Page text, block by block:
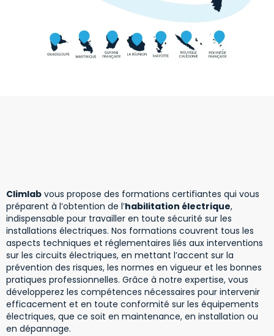
Climlab vous propose des formations certifiantes qui vous
préparent à l’obtention de l’habilitation électrique,
indispensable pour travailler en toute sécurité sur les
installations électriques. Nos formations couvrent tous les
aspects techniques et réglementaires liés aux interventions
sur les circuits électriques, en mettant l’accent sur la
prévention des risques, les normes en vigueur et les bonnes
pratiques professionnelles. Grâce à notre expertise, vous
développerez les compétences nécessaires pour intervenir
efficacement et en toute conformité sur les équipements
électriques, que ce soit en maintenance, en installation ou
en dépannage.